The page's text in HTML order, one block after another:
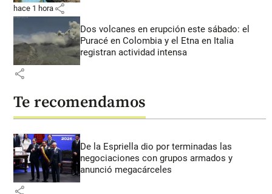
hace 1 hora share
Dos volcanes en erupción este sábado: el
Puracé en Colombia y el Etna en Italia
registran actividad intensa
share
Te recomendamos
De la Espriella dio por terminadas las
negociaciones con grupos armados y
anunció megacárceles
share